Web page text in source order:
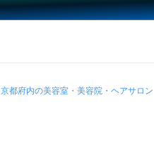
京都府内の美容室・美容院・ヘアサロン